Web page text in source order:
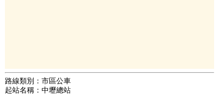
路線類別：市區公車
起站名稱：中壢總站